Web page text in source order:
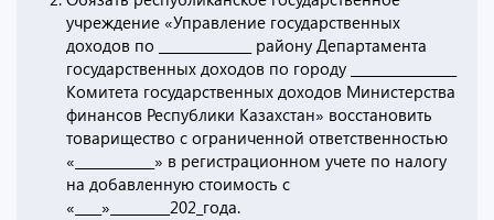
учреждение «Управление государственных
доходов по ______________ району Департамента
государственных доходов по городу ________________
Комитета государственных доходов Министерства
финансов Республики Казахстан» восстановить
товарищество с ограниченной ответственностью
«____________» в регистрационном учете по налогу
на добавленную стоимость с
«____»_________202_года.